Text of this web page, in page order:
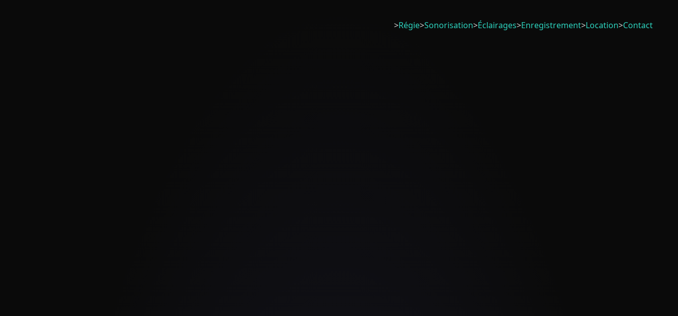
>Régie>Sonorisation>Éclairages>Enregistrement>Location>Contact